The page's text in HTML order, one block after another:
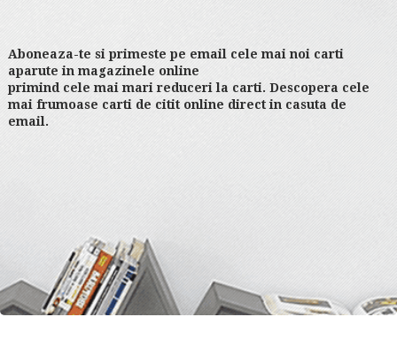
Aboneaza-te si primeste pe email cele mai noi carti
aparute in magazinele online
primind cele mai mari reduceri la carti. Descopera cele
mai frumoase carti de citit online direct in casuta de
email.